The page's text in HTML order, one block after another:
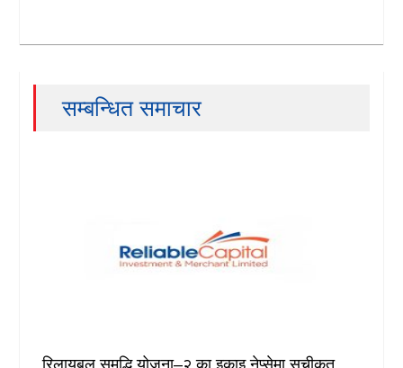
सम्बन्धित समाचार
रिलायबल समृद्धि योजना–२ का इकाइ नेप्सेमा सूचीकृत,